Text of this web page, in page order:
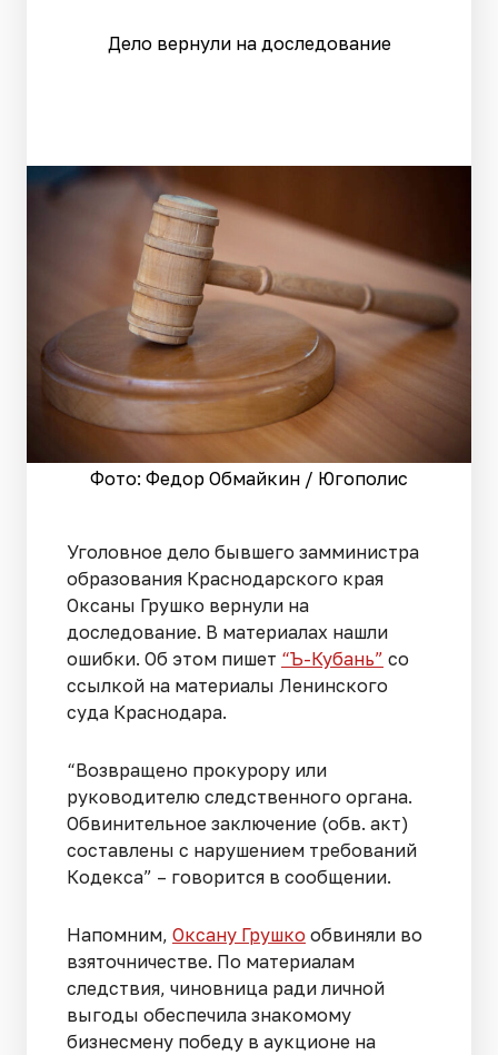
Дело вернули на доследование
Фото: Федор Обмайкин / Югополис
Уголовное дело бывшего замминистра
образования Краснодарского края
Оксаны Грушко вернули на
доследование. В материалах нашли
ошибки. Об этом пишет “Ъ-Кубань” со
ссылкой на материалы Ленинского
суда Краснодара.
“Возвращено прокурору или
руководителю следственного органа.
Обвинительное заключение (обв. акт)
составлены с нарушением требований
Кодекса” – говорится в сообщении.
Напомним, Оксану Грушко обвиняли во
взяточничестве. По материалам
следствия, чиновница ради личной
выгоды обеспечила знакомому
бизнесмену победу в аукционе на